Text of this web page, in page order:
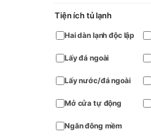
Tiện ích tủ lạnh
Hai dàn lạnh độc lập
Lấy đá ngoài
Lấy nước/đá ngoài
Mở cửa tự động
Ngăn đông mềm